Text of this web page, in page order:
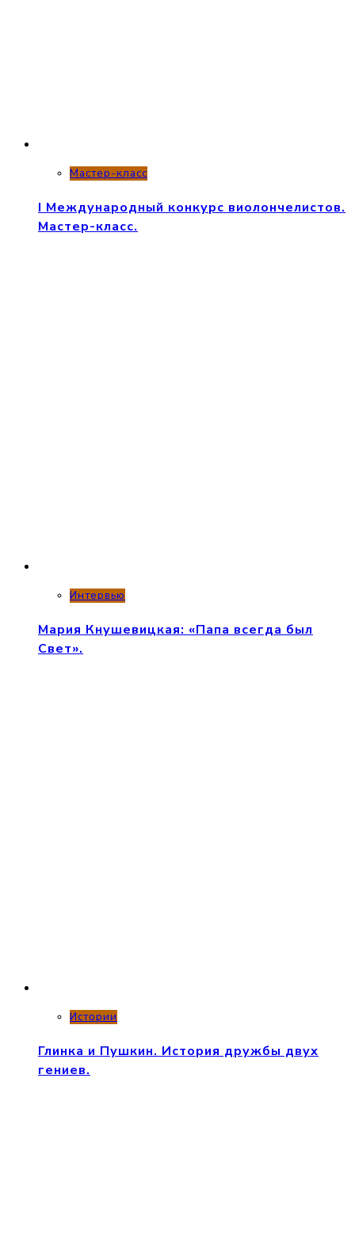
Мастер-класс
I Международный конкурс виолончелистов.
Мастер-класс.
Интервью
Мария Кнушевицкая: «Папа всегда был
Свет».
Истории
Глинка и Пушкин. История дружбы двух
гениев.